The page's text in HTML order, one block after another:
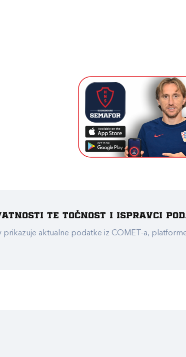
te točnost i ispravci
prikazuje aktualne podatke iz COMET-a,